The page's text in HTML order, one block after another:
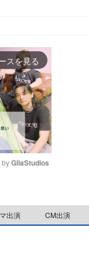
スを見る
e
by GliaStudios
出演 CM出演